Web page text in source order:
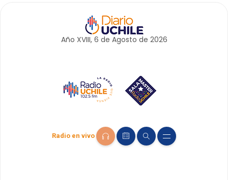
Año XVIII, 6 de Agosto de 2026
Radio en vivo